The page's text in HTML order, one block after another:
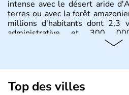
intense avec le désert aride
terres ou avec la forêt
millions d'habitants dont 2,3
administrative et 300
Top des villes